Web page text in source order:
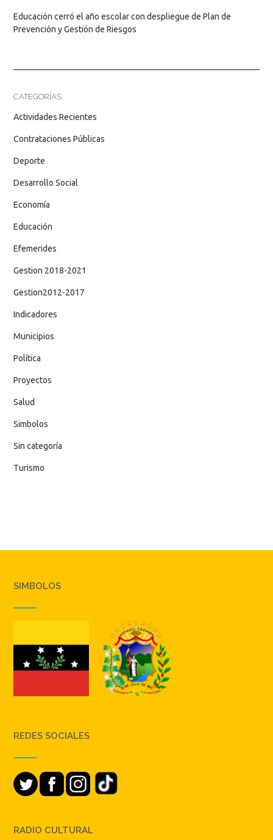
Educación cerró el año escolar con despliegue de Plan de
Prevención y Gestión de Riesgos
CATEGORÍAS
Actividades Recientes
Contrataciones Públicas
Deporte
Desarrollo Social
Economía
Educación
Efemerides
Gestion 2018-2021
Gestion2012-2017
Indicadores
Municipios
Política
Proyectos
Salud
Simbolos
Sin categoría
Turismo
SIMBOLOS
REDES SOCIALES
RADIO CULTURAL